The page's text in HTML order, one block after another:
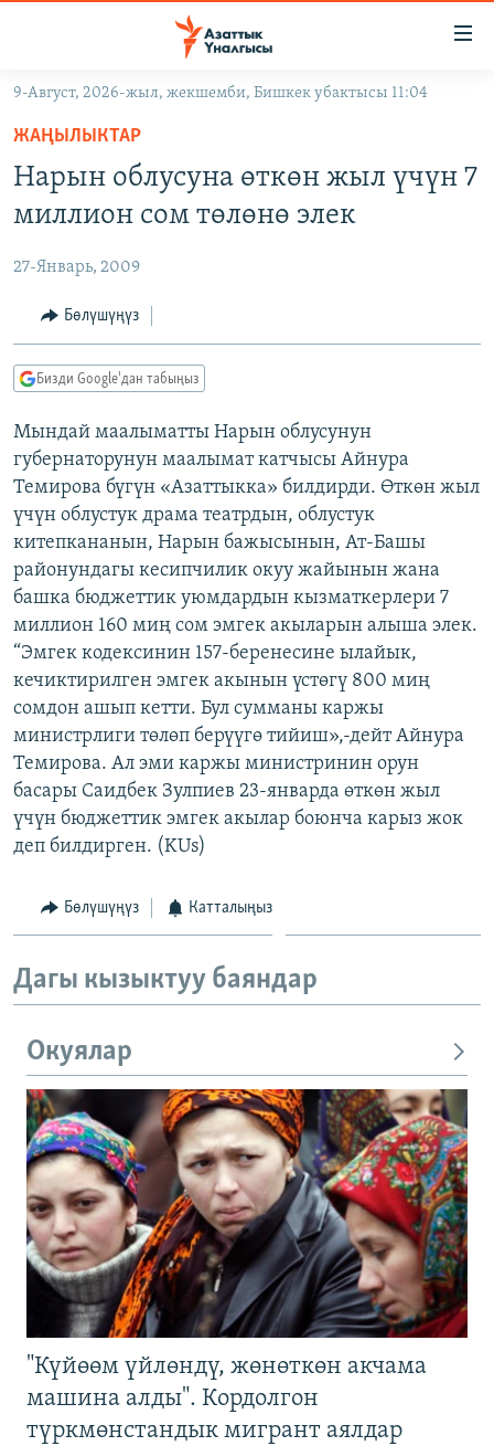
Навигацияга
өтүңүз
Издөөгө
салыңызКЫРГЫЗСТАН
ЭКОНОМИКА
МАДАНИЯТ
ДҮЙНӨ
БОРБОР АЗИЯ
АТАЙЫН ИЛИКТӨӨ
ТВ ПРОГРАММАЛАР
ЭКСПЕРТТЕР ТАЛДАЙТ
БИЗ ЖАНА ДҮЙНӨ
ДАНИСТЕ
ЭЖЕ-СИҢДИЛЕР
ЫҢГАЙСЫЗ СУРООЛОР
ӨЗГӨЧӨ ПИКИР
Русский
ОНЛАЙН ШЕРИНЕ
ЭЕ/АРнун бардык сайттары
9-Август, 2026-жыл, жекшемби, Бишкек убактысы 11:04
ЖАҢЫЛЫКТАР
Нарын облусуна өткөн жыл үчүн 7
миллион сом төлөнө элек
27-Январь, 2009
Бөлүшүңүз
Бизди Google'дан табыңыз
Мындай маалыматты Нарын облусунун
губернаторунун маалымат катчысы Айнура
Темирова бүгүн «Азаттыкка» билдирди. Өткөн жыл
үчүн облустук драма театрдын, облустук
китепкананын, Нарын бажысынын, Ат-Башы
районундагы кесипчилик окуу жайынын жана
башка бюджеттик уюмдардын кызматкерлери 7
миллион 160 миң сом эмгек акыларын алыша элек.
“Эмгек кодексинин 157-беренесине ылайык,
кечиктирилген эмгек акынын үстөгү 800 миң
сомдон ашып кетти. Бул сумманы каржы
министрлиги төлөп берүүгө тийиш»,-дейт Айнура
Темирова. Ал эми каржы министринин орун
басары Саидбек Зулпиев 23-январда өткөн жыл
үчүн бюджеттик эмгек акылар боюнча карыз жок
деп билдирген. (KUs)
Бөлүшүңүз Катталыңыз
Дагы кызыктуу баяндар
Окуялар
"Күйөөм үйлөндү, жөнөткөн акчама
машина алды". Кордолгон
түркмөнстандык мигрант аялдар